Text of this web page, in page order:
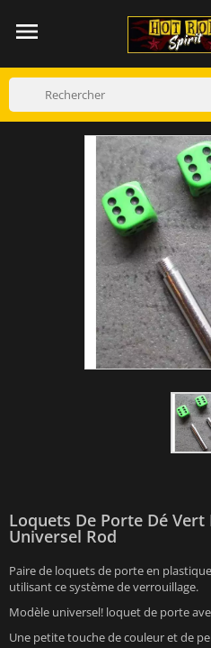

Loquets De Porte Dé
Universel Rod
Paire de loquets de porte en
utilisant ce système de verrouillage.
Modèle universel! loquet de porte
Une petite touche de couleur et de